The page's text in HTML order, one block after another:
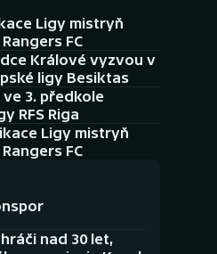
Ligy mistryň
FC
Králové vyzvou v
ligy Besiktas
3. předkole
RFS Riga
Ligy mistryň
FC
nad 30 let,